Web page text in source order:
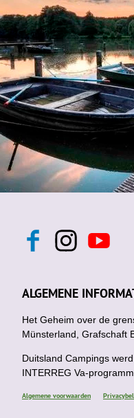
F
b
o
k
I
n
a
g
a
m
Y
o
u
b
ALGEMENE
Het Geheim over de
Münsterland, Grafschaft
Duitsland Campings
INTERREG Va-
Algemene voorwaarden